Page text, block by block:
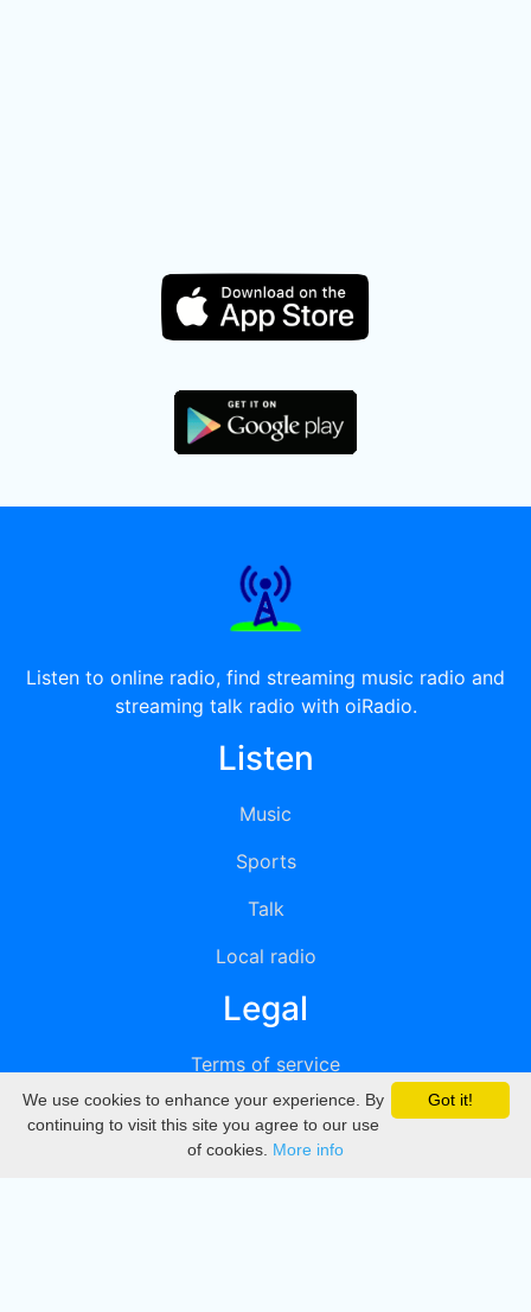
Listen to online radio, find streaming music radio and
streaming talk radio with oiRadio.
Listen
Music
Sports
Talk
Local radio
Legal
Terms of service
Privacy
DMCA
Got it!
We use cookies to enhance your experience. By
continuing to visit this site you agree to our use
of cookies. More info